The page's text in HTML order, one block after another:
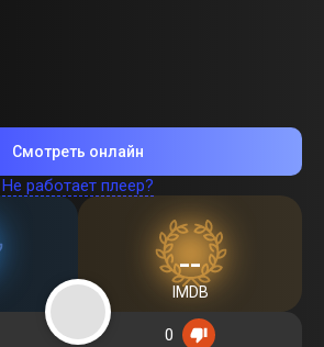
Смотреть онлайн
Не работает плеер?
--
IMDB
0